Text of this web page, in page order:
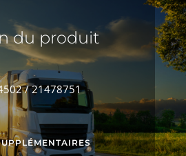
du produit
/ 21478751